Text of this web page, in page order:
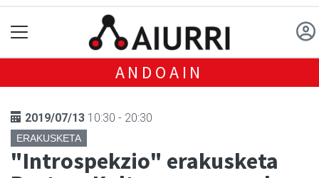
ANDOAIN
2019/07/13 10:30 - 20:30
ERAKUSKETA
"Introspekzio" erakusketa